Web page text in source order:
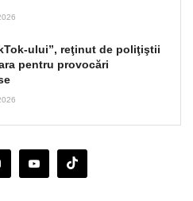
ului”, reţinut de poliţiştii
pentru provocări